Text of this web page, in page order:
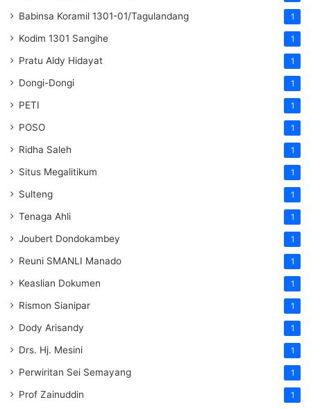
Babinsa Koramil 1301-01/Tagulandang 1
Kodim 1301 Sangihe 1
Pratu Aldy Hidayat 1
Dongi-Dongi 1
PETI 1
POSO 1
Ridha Saleh 1
Situs Megalitikum 1
Sulteng 1
Tenaga Ahli 1
Joubert Dondokambey 1
Reuni SMANLI Manado 1
Keaslian Dokumen 1
Rismon Sianipar 1
Dody Arisandy 1
Drs. Hj. Mesini 1
Perwiritan Sei Semayang 1
Prof Zainuddin 1